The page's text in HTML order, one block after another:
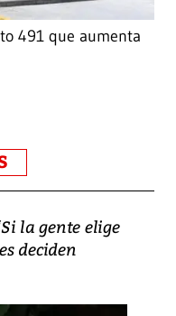
491 que aumenta
la gente elige
deciden